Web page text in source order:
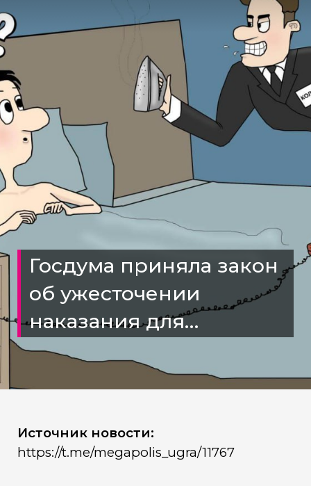
Госдума приняла закон
об ужесточении
наказания для
коллекторов
Источник новости:
https://t.me/megapolis_ugra/11767